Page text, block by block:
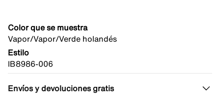
Color que se muestra
Vapor/Vapor/Verde holandés
Estilo
IB8986-006
Envíos y devoluciones gratis